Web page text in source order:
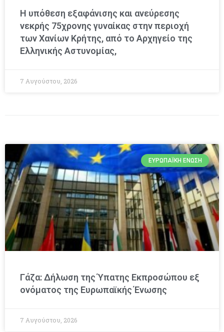
Η υπόθεση εξαφάνισης και ανεύρεσης
νεκρής 75χρονης γυναίκας στην περιοχή
των Χανίων Κρήτης, από το Αρχηγείο της
Ελληνικής Αστυνομίας,
7 Αυγούστου, 2026
ΕΥΡΩΠΑΪΚΉ ΈΝΩΣΗ
Γάζα: Δήλωση της Ύπατης Εκπροσώπου εξ
ονόματος της Ευρωπαϊκής Ένωσης
7 Αυγούστου, 2026